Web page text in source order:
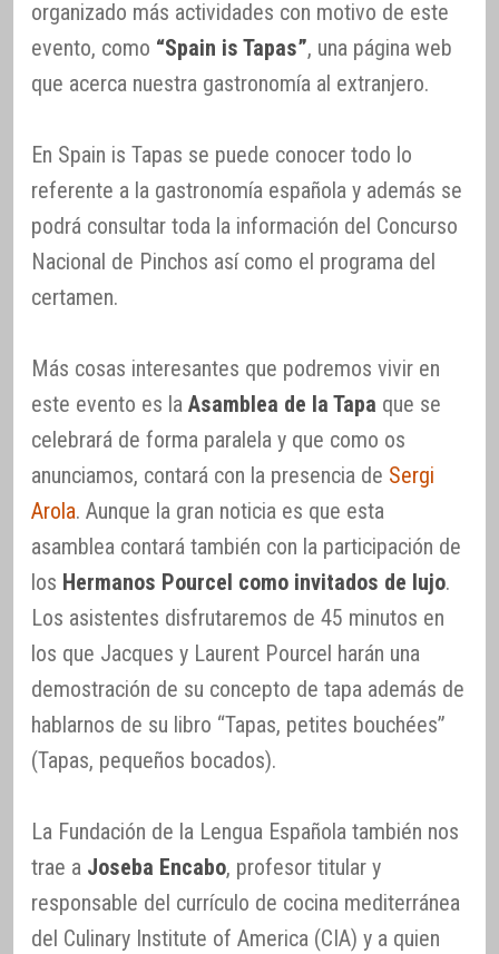
organizado más actividades con motivo de este
evento, como “Spain is Tapas”, una página web
que acerca nuestra gastronomía al extranjero.
En Spain is Tapas se puede conocer todo lo
referente a la gastronomía española y además se
podrá consultar toda la información del Concurso
Nacional de Pinchos así como el programa del
certamen.
Más cosas interesantes que podremos vivir en
este evento es la Asamblea de la Tapa que se
celebrará de forma paralela y que como os
anunciamos, contará con la presencia de Sergi
Arola. Aunque la gran noticia es que esta
asamblea contará también con la participación de
los Hermanos Pourcel como invitados de lujo.
Los asistentes disfrutaremos de 45 minutos en
los que Jacques y Laurent Pourcel harán una
demostración de su concepto de tapa además de
hablarnos de su libro “Tapas, petites bouchées”
(Tapas, pequeños bocados).
La Fundación de la Lengua Española también nos
trae a Joseba Encabo, profesor titular y
responsable del currículo de cocina mediterránea
del Culinary Institute of America (CIA) y a quien